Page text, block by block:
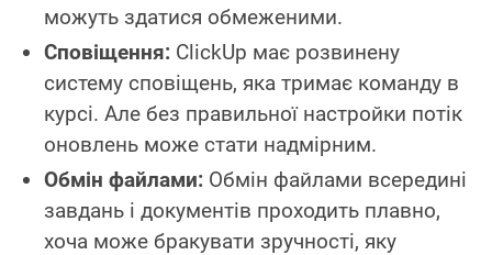
можуть здатися обмеженими.
Сповіщення: ClickUp має розвинену
систему сповіщень, яка тримає команду в
курсі. Але без правильної настройки потік
оновлень може стати надмірним.
Обмін файлами: Обмін файлами всередині
завдань і документів проходить плавно,
хоча може бракувати зручності, яку